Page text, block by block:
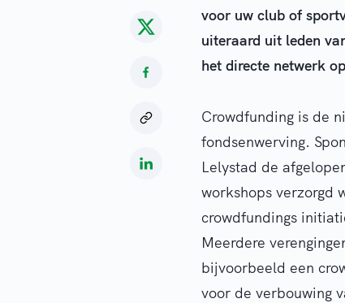
voor uw club of
uiteraard uit leden
het directe netwerk
Crowdfunding is de
fondsenwerving.
Lelystad de
workshops verzorgd
crowdfundings
Meerdere
bijvoorbeeld een
voor de verbouwing